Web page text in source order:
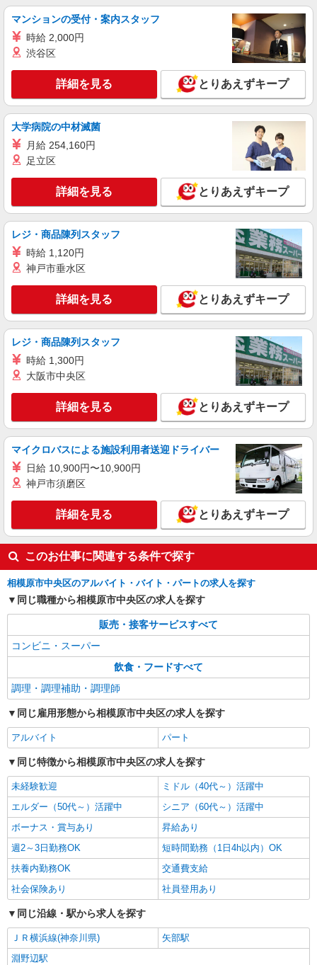
キープ 詳細を見る
アルバイト
ファミリー食堂 山田うどん食堂 相模原中央店（店舗番号103）
うどん食堂のホールスタッフ
8:15〜22:00／時給1230円 22:00〜／時給1538
円 日・祝日は時給50円アップ！（9時〜22時）
ファミリー食堂 山田うどん食堂 相模原中央
店 （神奈川県相模原市中央区中央3-3-12）
詳細を見る
パート
ツクイ相模原横山（デイサービス）
デイサービス 調理スタッフ（ミールケアクル
アップ！ ※給与幅は資格・経験等による
神奈川県相模原市中央区横山3-27-8
キープ 詳細を見る
マンションの受付・案内スタッフ
時給 2,000円
渋谷区
詳細を見る とりあえずキープ
大学病院の中材滅菌
月給 254,160円
足立区
詳細を見る とりあえずキープ
レジ・商品陳列スタッフ
時給 1,120円
神戸市垂水区
詳細を見る とりあえずキープ
レジ・商品陳列スタッフ
時給 1,300円
大阪市中央区
詳細を見る とりあえずキープ
マイクロバスによる施設利用者送迎ドライバー
日給 10,900円〜10,900円
神戸市須磨区
詳細を見る とりあえずキープ
このお仕事に関連する条件で探す
相模原市中央区のアルバイト・バイト・パートの求人を探す
同じ職種から相模原市中央区の求人を探す
販売・接客サービスすべて
コンビニ・スーパー
飲食・フードすべて
調理・調理補助・調理師
同じ雇用形態から相模原市中央区の求人を探す
アルバイト パート
同じ特徴から相模原市中央区の求人を探す
未経験歓迎
ミドル（40代～）活躍中
エルダー（50代～）活躍中
シニア（60代～）活躍中
ボーナス・賞与あり
昇給あり
週2～3日勤務OK
短時間勤務（1日4h以内）OK
扶養内勤務OK
交通費支給
社会保険あり
社員登用あり
同じ沿線・駅から求人を探す
ＪＲ横浜線(神奈川県)
矢部駅
淵野辺駅